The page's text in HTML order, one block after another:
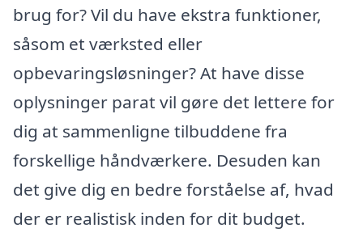
brug for? Vil du have ekstra funktioner,
såsom et værksted eller
opbevaringsløsninger? At have disse
oplysninger parat vil gøre det lettere for
dig at sammenligne tilbuddene fra
forskellige håndværkere. Desuden kan
det give dig en bedre forståelse af, hvad
der er realistisk inden for dit budget.